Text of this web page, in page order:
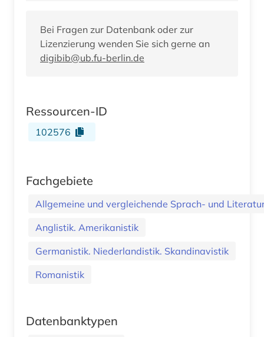
Bei Fragen zur Datenbank oder zur
Lizenzierung wenden Sie sich gerne an
digibib@ub.fu-berlin.de
Ressourcen-ID
102576
Fachgebiete
Allgemeine und vergleichende Sprach- und
Anglistik. Amerikanistik
Germanistik. Niederlandistik. Skandinavistik
Romanistik
Datenbanktypen